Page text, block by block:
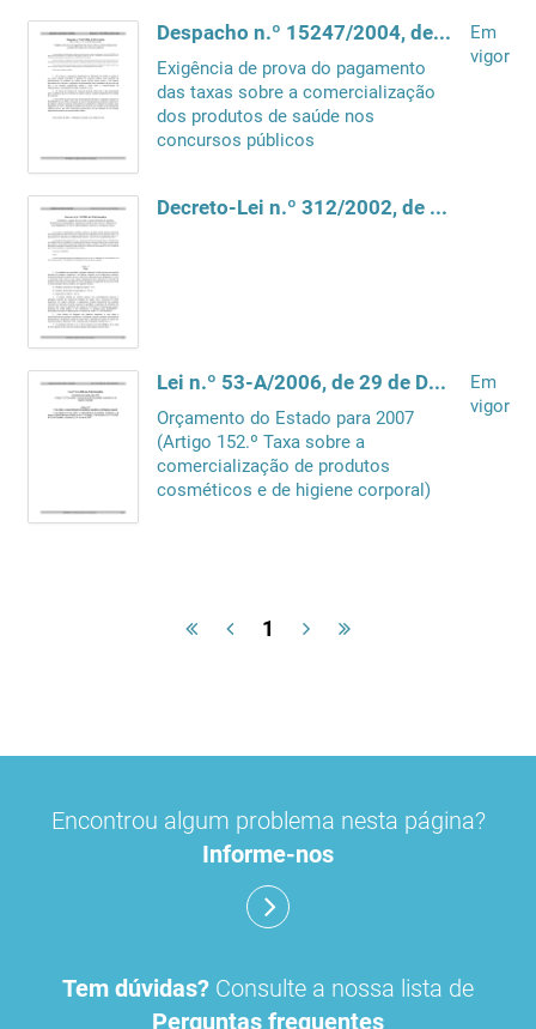
Despacho n.º 15247/2004, de 30 de Junho
Exigência de prova do pagamento
das taxas sobre a comercialização
dos produtos de saúde nos
concursos públicos
Em
vigor
Decreto-Lei n.º 312/2002, de 20 de Dezembro
Lei n.º 53-A/2006, de 29 de Dezembro
Orçamento do Estado para 2007
(Artigo 152.º Taxa sobre a
comercialização de produtos
cosméticos e de higiene corporal)
Em
vigor
1
Encontrou algum problema nesta página?
Informe-nos
Tem dúvidas? Consulte a nossa lista de
Perguntas frequentes